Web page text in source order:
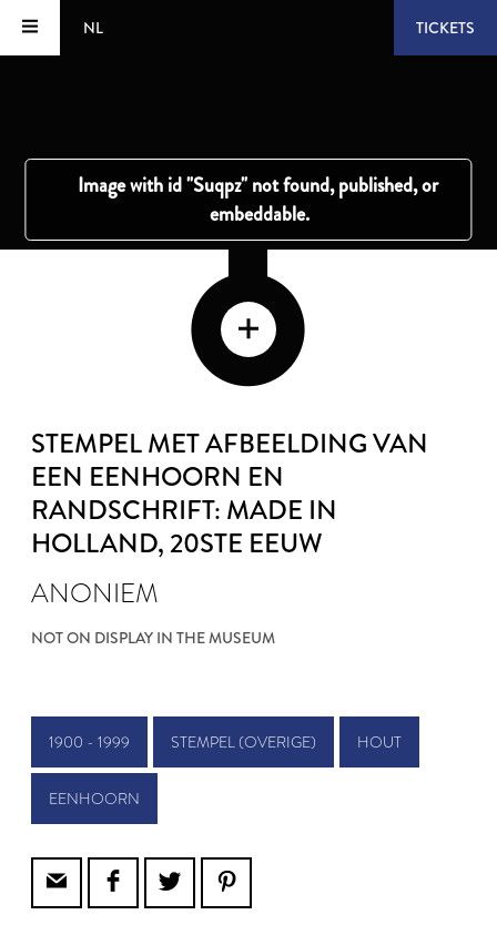
NL TICKETS
STEMPEL MET AFBEELDING VAN
EEN EENHOORN EN
RANDSCHRIFT: MADE IN
HOLLAND, 20STE EEUW
ANONIEM
NOT ON DISPLAY IN THE MUSEUM
1900 - 1999 STEMPEL (OVERIGE) HOUT
EENHOORN